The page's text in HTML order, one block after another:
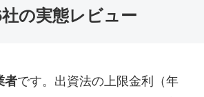
の実態レビュー
者です。出資法の上限金利（年